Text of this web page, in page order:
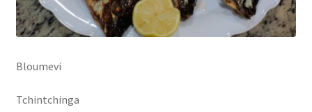
Bloumevi
Tchintchinga